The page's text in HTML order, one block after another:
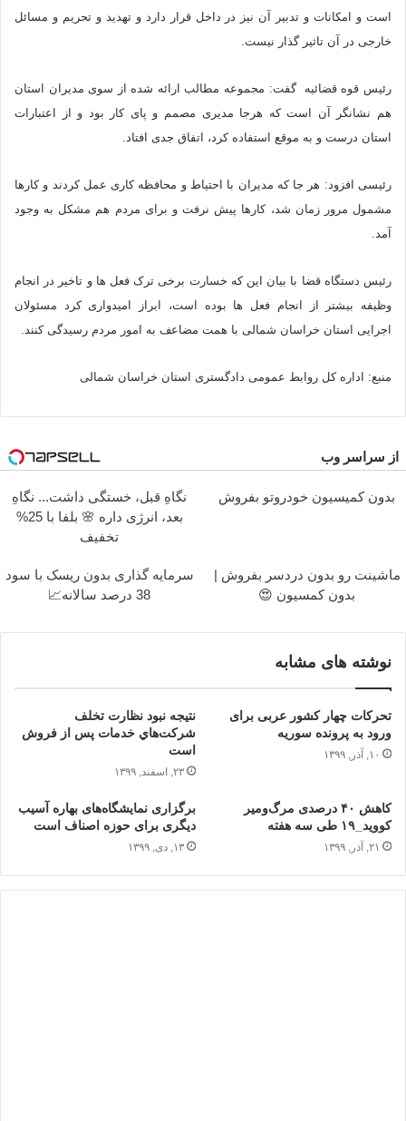
است و امکانات و تدبیر آن نیز در داخل قرار دارد و تهدید و تحریم و مسائل
خارجی در آن تاثیر گذار نیست.
رئیس قوه قضائیه ‌ گفت: مجموعه مطالب ارائه شده از سوی مدیران استان
هم نشانگر‌ آن‌ است که هرجا مدیری مصمم و پای کار بود و از اعتبارات
استان درست و به موقع استفاده کرد، اتفاق جدی افتاد.
رئیسی افزود: هر جا که مدیران با احتیاط و محافظه کاری عمل کردند و کارها
مشمول مرور زمان شد، کارها پیش نرفت و برای مردم هم مشکل به وجود
آمد.
رئیس دستگاه قضا با بیان این‌ که خسارت برخی ترک فعل ها و تاخیر در انجام
وظیفه بیشتر از انجام فعل ها بوده است، ابراز امیدواری کرد مسئولان
اجرایی استان خراسان شمالی با همت مضاعف به امور مردم رسیدگی کنند.
منبع: اداره کل روابط عمومی دادگستری استان خراسان شمالی
از سراسر وب
بدون کمیسیون خودروتو بفروش
نگاهِ قبل، خستگی داشت... نگاهِ
بعد، انرژی داره 🌸 بلفا با 25%
تخفیف
ماشینت رو بدون دردسر بفروش |
بدون کمسیون 😍
سرمایه گذاری بدون ریسک با سود
38 درصد سالانه📈
نوشته های مشابه
تحرکات چهار کشور عربی برای
ورود به پرونده سوریه
۱۰, آذر, ۱۳۹۹
نتیجه نبود نظارت تخلف
شرکت‌هاي خدمات پس از فروش
است
۲۳, اسفند, ۱۳۹۹
کاهش ۴۰ درصدی مرگ‌ومیر
کووید_۱۹ طی سه هفته
۲۱, آذر, ۱۳۹۹
برگزاری نمایشگاه‌های بهاره آسیب
دیگری برای حوزه اصناف است
۱۳, دی, ۱۳۹۹